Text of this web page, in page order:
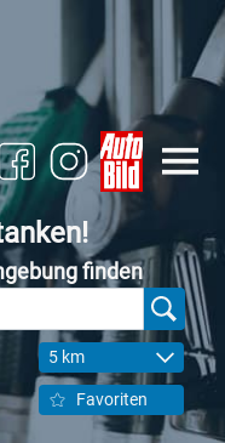
finden
5 km
Favoriten